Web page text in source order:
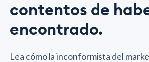
contentos de
encontrado.
Lea cómo la inconformista del